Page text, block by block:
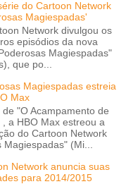
do Cartoon Network
Magiespadas'
Network divulgou os
episódios da nova
Magiespadas"
que po...
Magiespadas estreia
Max
de "O Acampamento de
, a HBO Max estreou a
do Cartoon Network
(Mi...
Network anuncia suas
para 2014/2015